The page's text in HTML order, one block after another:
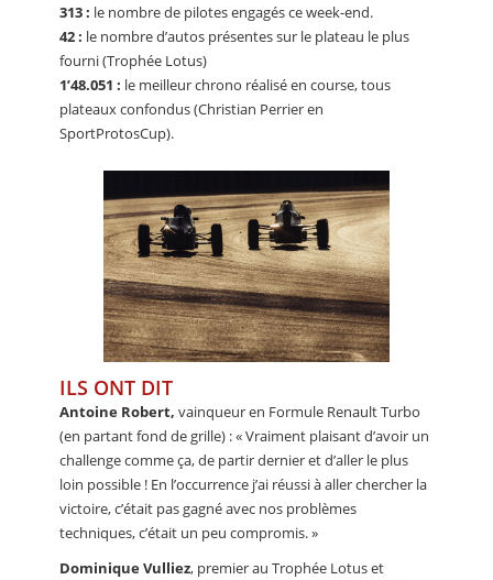
313 : le nombre de pilotes engagés ce week-end.
42 : le nombre d’autos présentes sur le plateau le plus
fourni (Trophée Lotus)
1’48.051 : le meilleur chrono réalisé en course, tous
plateaux confondus (Christian Perrier en
SportProtosCup).
ILS ONT DIT
Antoine Robert, vainqueur en Formule Renault Turbo
(en partant fond de grille) : « Vraiment plaisant d’avoir un
challenge comme ça, de partir dernier et d’aller le plus
loin possible ! En l’occurrence j’ai réussi à aller chercher la
victoire, c’était pas gagné avec nos problèmes
techniques, c’était un peu compromis. »
Dominique Vulliez, premier au Trophée Lotus et